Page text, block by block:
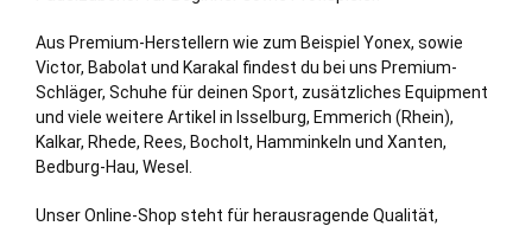
Aus Premium-Herstellern wie zum Beispiel Yonex, sowie
Victor, Babolat und Karakal findest du bei uns Premium-
Schläger, Schuhe für deinen Sport, zusätzliches Equipment
und viele weitere Artikel in Isselburg, Emmerich (Rhein),
Kalkar, Rhede, Rees, Bocholt, Hamminkeln und Xanten,
Bedburg-Hau, Wesel
Unser Online-Shop steht für herausragende Qualität,